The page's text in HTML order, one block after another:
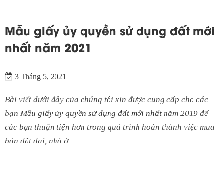
Mẫu giấy ủy quyền sử dụng đất mới
nhất năm 2021
3 Tháng 5, 2021
Bài viết dưới đây của chúng tôi xin được cung cấp cho các
bạn Mẫu giấy ủy quyền sử dụng đất mới nhất năm 2019 để
các bạn thuận tiện hơn trong quá trình hoàn thành việc mua
bán đất đai, nhà ở.